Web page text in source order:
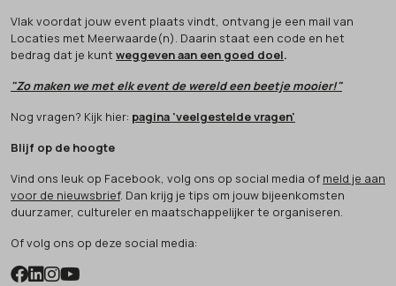
Vlak voordat jouw event plaats vindt, ontvang je een mail van
Locaties met Meerwaarde(n). Daarin staat een code en het
bedrag dat je kunt weggeven aan een goed doel.
"Zo maken we met elk event de wereld een beetje mooier!"
Nog vragen? Kijk hier: pagina 'veelgestelde vragen'
Blijf op de hoogte
Vind ons leuk op Facebook, volg ons op social media of meld je aan
voor de nieuwsbrief. Dan krijg je tips om jouw bijeenkomsten
duurzamer, cultureler en maatschappelijker te organiseren.
Of volg ons op deze social media: